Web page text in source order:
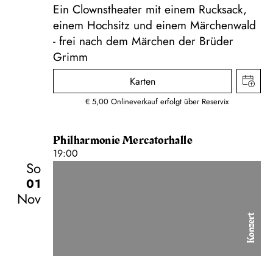
Ein Clownstheater mit einem Rucksack,
einem Hochsitz und einem Märchenwald
- frei nach dem Märchen der Brüder
Grimm
Karten
€ 5,00 Onlineverkauf erfolgt über Reservix
Philharmonie Mercatorhalle
19:00
So
01
Nov
Konzert